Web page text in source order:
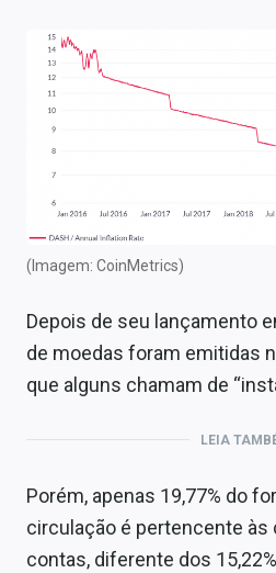
(Imagem: CoinMetrics)
Depois de seu lançamento
de moedas foram emitidas
que alguns chamam de
LEIA
Porém, apenas 19,77% do
circulação é pertencente às
contas, diferente dos